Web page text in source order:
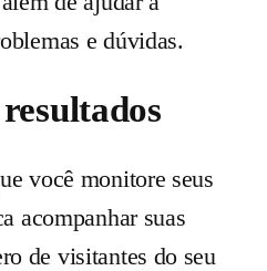
e dúvidas.
você monitore seus
acompanhar suas
de visitantes do seu